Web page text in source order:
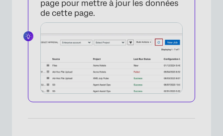
×
page pour mettre à jour les données
de cette page.